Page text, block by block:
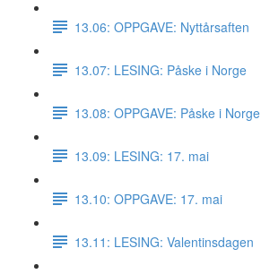
13.06: OPPGAVE: Nyttårsaften
13.07: LESING: Påske i Norge
13.08: OPPGAVE: Påske i Norge
13.09: LESING: 17. mai
13.10: OPPGAVE: 17. mai
13.11: LESING: Valentinsdagen